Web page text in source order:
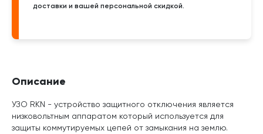
доставки и вашей персональной скидкой.
Описание
УЗО RKN - устройство защитного отключения является
низковольтным аппаратом который используется для
защиты коммутируемых цепей от замыкания на землю.